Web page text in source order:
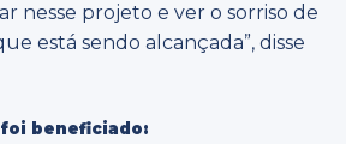
nesse projeto e ver o sorriso de
está sendo alcançada”, disse
beneficiado: